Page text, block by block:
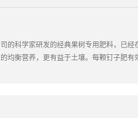
的科学家研发的经典果树专用肥料，已
均衡营养，更有益于土壤。每颗钉子肥